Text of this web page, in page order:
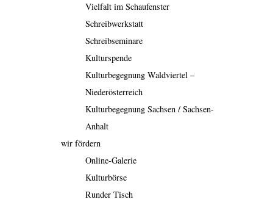
Vielfalt im Schaufenster
Schreibwerkstatt
Schreibseminare
Kulturspende
Kulturbegegnung Waldviertel –
Niederösterreich
Kulturbegegnung Sachsen / Sachsen-
Anhalt
wir fördern
Online-Galerie
Kulturbörse
Runder Tisch